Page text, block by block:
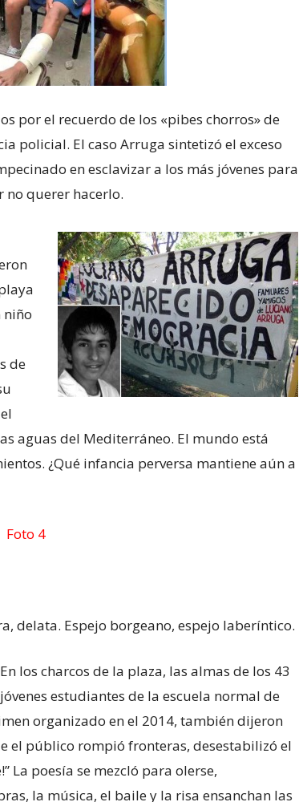
por el recuerdo de los «pibes chorros» de
policial. El caso Arruga sintetizó el exceso
en esclavizar a los más jóvenes para
querer hacerlo.
niño
de
aguas del Mediterráneo. El mundo está
¿Qué infancia perversa mantiene aún a
delata. Espejo borgeano, espejo laberíntico.
En los charcos de la plaza, las almas de los 43
jóvenes estudiantes de la escuela normal de
organizado en el 2014, también dijeron
el público rompió fronteras, desestabilizó el
La poesía se mezcló para olerse,
la música, el baile y la risa ensanchan las